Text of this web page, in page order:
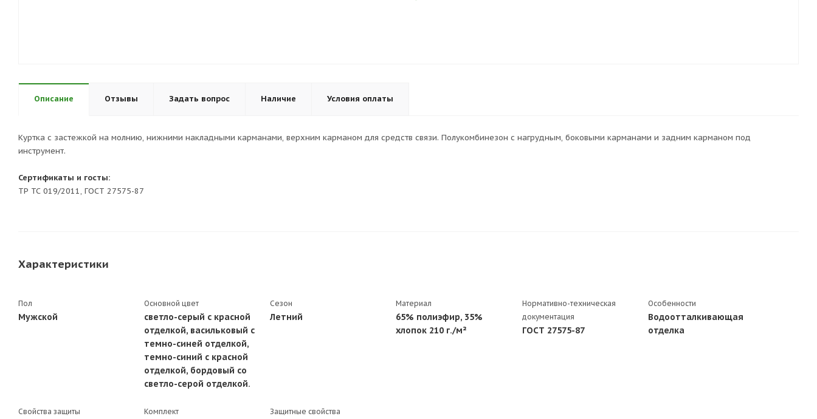
Описание Отзывы Задать вопрос Наличие Условия оплаты
Куртка с застежкой на молнию, нижними накладными карманами, верхним карманом для средств связи. Полукомбинезон с нагрудным, боковыми карманами и задним карманом под
инструмент.
Сертификаты и госты:
ТР ТС 019/2011, ГОСТ 27575-87
Характеристики
Пол
Мужской
Основной цвет
светло-серый с красной
отделкой, васильковый с
темно-синей отделкой,
темно-синий с красной
отделкой, бордовый со
светло-серой отделкой.
Сезон
Летний
Материал
65% полиэфир, 35%
хлопок 210 г./м²
Нормативно-техническая
документация
ГОСТ 27575-87
Особенности
Водоотталкивающая
отделка
Свойства защиты Комплект Защитные свойства